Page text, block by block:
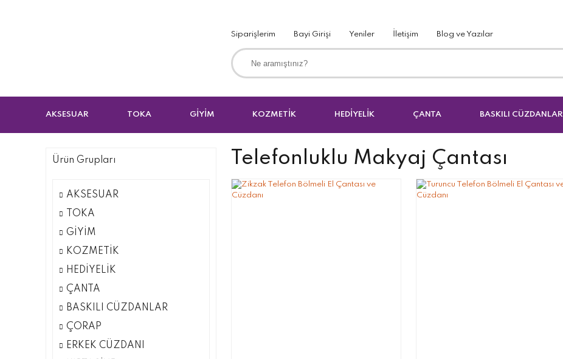
Siparişlerim Bayi Girişi Yeniler İletişim Blog ve Yazılar
AKSESUAR TOKA GİYİM KOZMETİK HEDİYELİK ÇANTA BASKILI CÜZDANLAR
Ürün Grupları
AKSESUAR
TOKA
GİYİM
KOZMETİK
HEDİYELİK
ÇANTA
BASKILI CÜZDANLAR
ÇORAP
ERKEK CÜZDANI
Telefonluklu Makyaj Çantası